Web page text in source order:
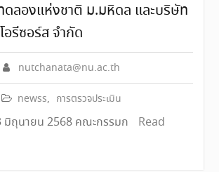
ลองแห่งชาติ ม.มหิดล และบริษัท
อรีซอร์ส จำกัด
nutchanata@nu.ac.th
newss, การตรวจประเมิน
มิถุนายน 2568 คณะกรรมก
Read